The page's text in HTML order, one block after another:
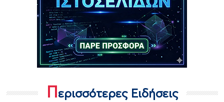
Περισσότερες Ειδήσεις